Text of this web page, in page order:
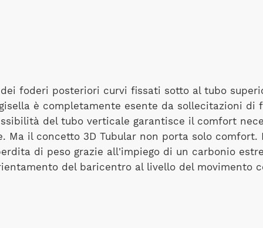
foderi posteriori curvi fissati sotto al tubo
è completamente esente da sollecitazioni di
del tubo verticale garantisce il comfort
Ma il concetto 3D Tubular non porta solo comfort.
di peso grazie all'impiego di un carbonio
del baricentro al livello del movimento